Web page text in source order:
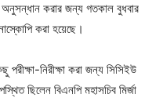
করার জন্য গতকাল বুধবার
করা হয়েছে।
পরীক্ষা-নিরীক্ষা করা জন্য সিসিইউ
ছিলেন বিএনপি মহাসচিব মির্জা